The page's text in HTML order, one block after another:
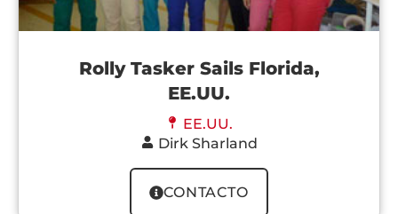
Rolly Tasker Sails Florida,
EE.UU.
EE.UU.
Dirk Sharland
CONTACTO